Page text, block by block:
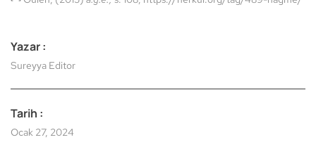
Yazar :
Sureyya Editor
Tarih :
Ocak 27, 2024